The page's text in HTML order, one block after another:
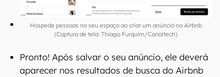
Hospede pessoas no seu espaço ao criar um anúncio no Airbnb
(Captura de tela: Thiago Furquim/Canaltech)
Pronto! Após salvar o seu anúncio, ele deverá
aparecer nos resultados de busca do Airbnb